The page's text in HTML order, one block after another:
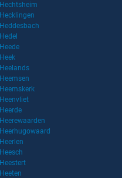
Hechtsheim
Hecklingen
Heddesbach
Hedel
Heede
Heek
Heelands
Heemsen
Heemskerk
Heenvliet
Heerde
Heerewaarden
Heerhugowaard
Heerlen
Heesch
Heestert
Heeten